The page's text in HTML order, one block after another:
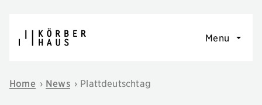
Menu
Home › News › Plattdeutschtag